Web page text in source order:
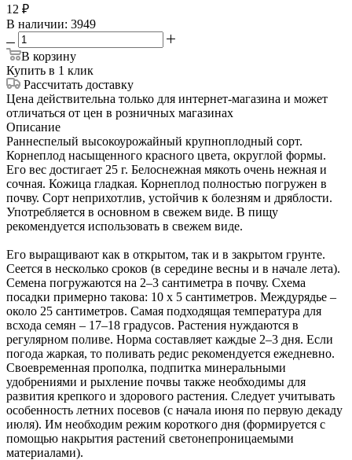
12 ₽
В наличии: 3949
В корзину
Купить в 1 клик
Рассчитать доставку
Цена действительна только для интернет-магазина и может
отличаться от цен в розничных магазинах
Описание
Раннеспелый высокоурожайный крупноплодный сорт.
Корнеплод насыщенного красного цвета, округлой формы.
Его вес достигает 25 г. Белоснежная мякоть очень нежная и
сочная. Кожица гладкая. Корнеплод полностью погружен в
почву. Сорт неприхотлив, устойчив к болезням и дряблости.
Употребляется в основном в свежем виде. В пищу
рекомендуется использовать в свежем виде.
Его выращивают как в открытом, так и в закрытом грунте.
Сеется в несколько сроков (в середине весны и в начале лета).
Семена погружаются на 2–3 сантиметра в почву. Схема
посадки примерно такова: 10 х 5 сантиметров. Междурядье –
около 25 сантиметров. Самая подходящая температура для
всхода семян – 17–18 градусов. Растения нуждаются в
регулярном поливе. Норма составляет каждые 2–3 дня. Если
погода жаркая, то поливать редис рекомендуется ежедневно.
Своевременная прополка, подпитка минеральными
удобрениями и рыхление почвы также необходимы для
развития крепкого и здорового растения. Следует учитывать
особенность летних посевов (с начала июня по первую декаду
июля). Им необходим режим короткого дня (формируется с
помощью накрытия растений светонепроницаемыми
материалами).